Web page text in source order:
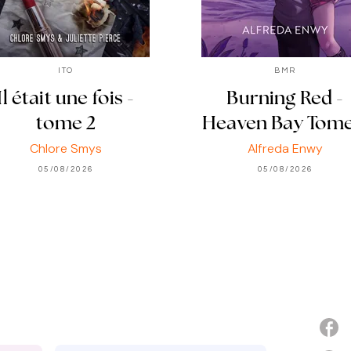
ITO
était une fois -
tome 2
Chlore Smys
05/08/2026
BMR
Burning Red -
Heaven Bay
Alfreda Enwy
05/08/2026